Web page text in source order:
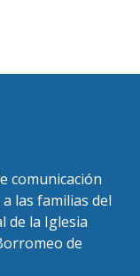
comunicación
las familias del
de la Iglesia
de